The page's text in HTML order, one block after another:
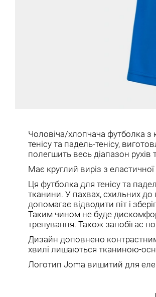
Чоловіча/хлопчача футболка
тенісу та падель-тенісу,
полегшить весь діапазон рухів
Має круглий виріз з
Ця футболка для тенісу та
тканини. У пахвах, схильних до
допомагає відводити піт і
Таким чином не буде
тренування. Також запобігає
Дизайн доповнено
хвилі лишаються тканиною-
Логотип Joma вишитий для